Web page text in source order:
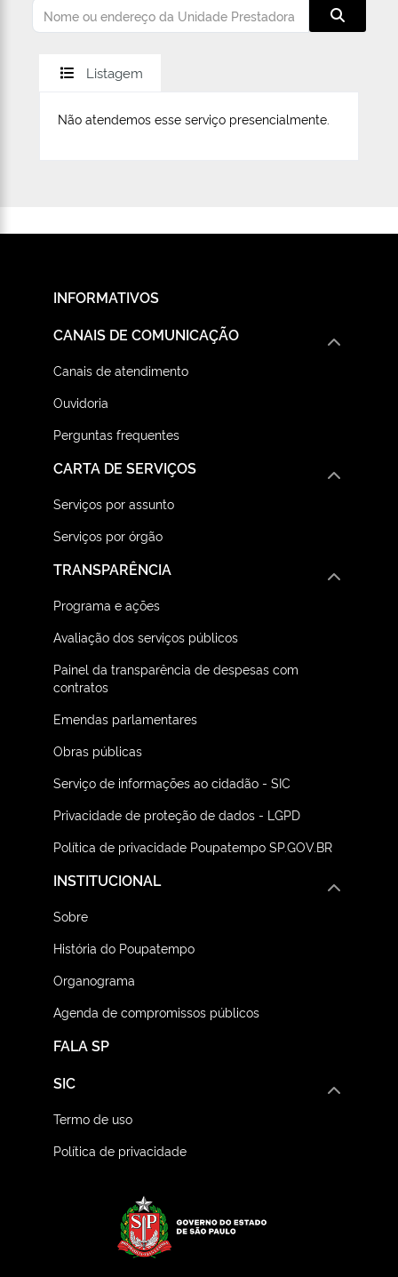
Listagem
Não atendemos esse serviço presencialmente.
INFORMATIVOS
CANAIS DE COMUNICAÇÃO
Canais de atendimento
Ouvidoria
Perguntas frequentes
CARTA DE SERVIÇOS
Serviços por assunto
Serviços por órgão
TRANSPARÊNCIA
Programa e ações
Avaliação dos serviços públicos
Painel da transparência de despesas com
contratos
Emendas parlamentares
Obras públicas
Serviço de informações ao cidadão - SIC
Privacidade de proteção de dados - LGPD
Política de privacidade Poupatempo SP.GOV.BR
FALA SP
INSTITUCIONAL
Sobre
História do Poupatempo
Organograma
Agenda de compromissos públicos
SIC
Termo de uso
Política de privacidade